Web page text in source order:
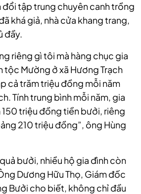
đổi tập trung chuyên canh trồng
khá giả, nhà cửa khang trang,
đầy.
riêng gì tôi mà hàng chục gia
tộc Mường ở xã Hương Trạch
cả trăm triệu đồng mỗi năm
Tính trung bình mỗi năm, gia
triệu đồng tiền bưởi, riêng
210 triệu đồng”, ông Hùng
bưởi, nhiều hộ gia đình còn
Dương Hữu Thọ, Giám đốc
Bưởi cho biết, không chỉ đầu